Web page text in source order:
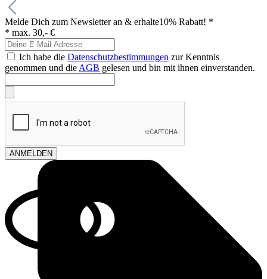
Melde Dich zum Newsletter an & erhalte10% Rabatt! *
* max. 30,- €
Ich habe die Datenschutzbestimmungen zur Kenntnis
genommen und die AGB gelesen und bin mit ihnen einverstanden.
ANMELDEN